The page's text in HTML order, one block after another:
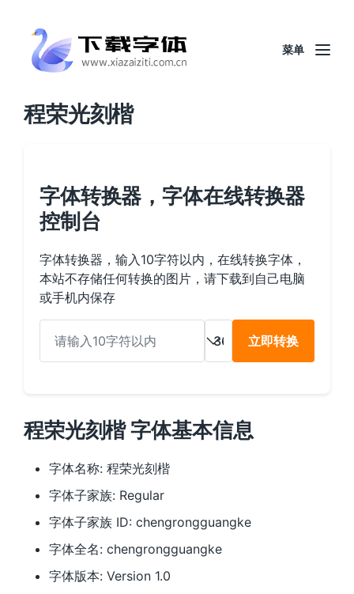
菜单
程荣光刻楷
字体转换器，字体在线转换器
控制台
字体转换器，输入10字符以内，在线转换字体，
本站不存储任何转换的图片，请下载到自己电脑
或手机内保存
立即转换
程荣光刻楷 字体基本信息
字体名称: 程荣光刻楷
字体子家族: Regular
字体子家族 ID: chengrongguangke
字体全名: chengrongguangke
字体版本: Version 1.0